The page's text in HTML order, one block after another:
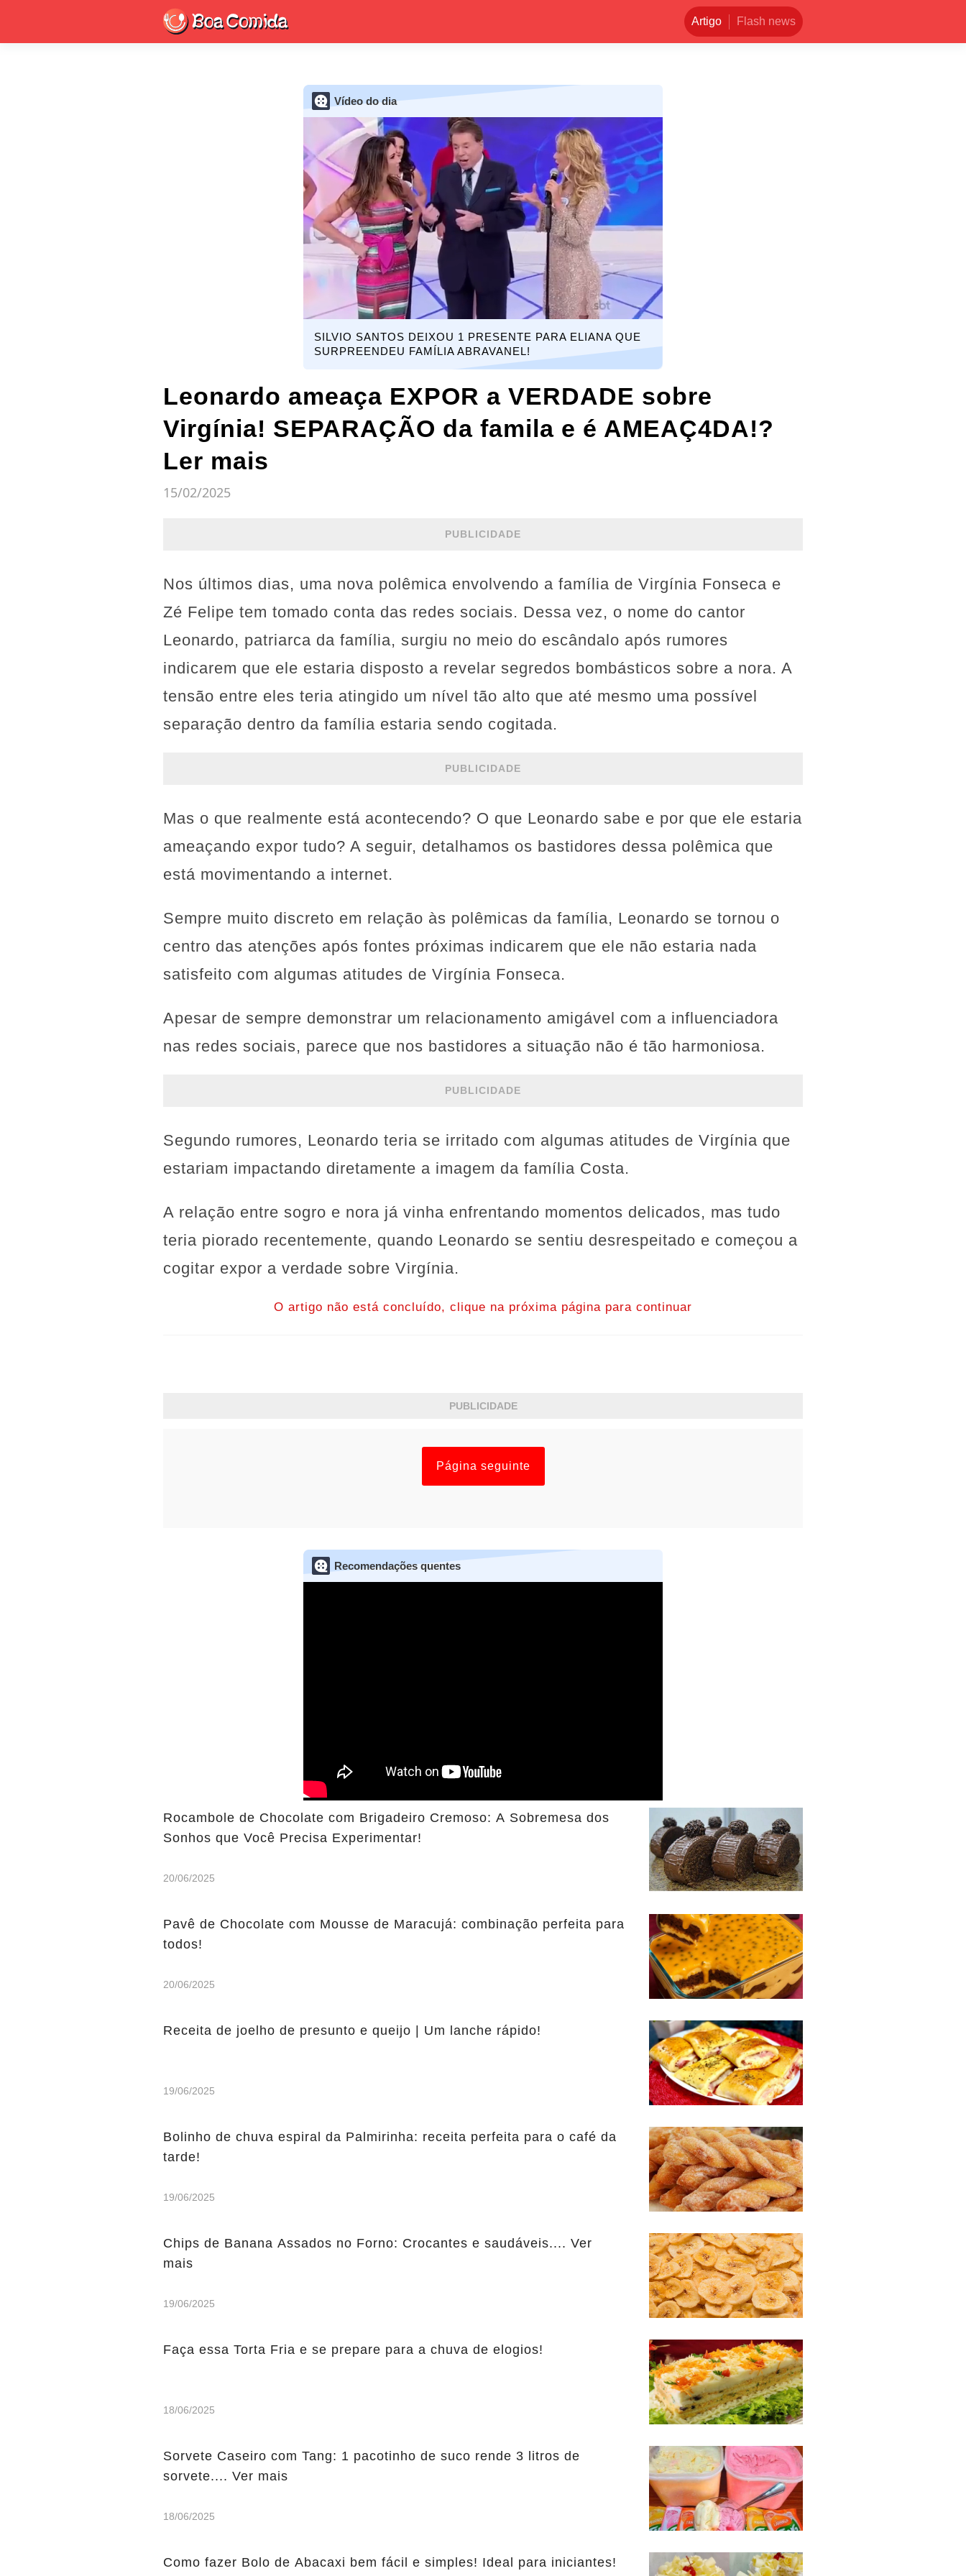
Artigo Flash news
Vídeo do dia
SILVIO SANTOS DEIXOU 1 PRESENTE PARA ELIANA QUE
SURPREENDEU FAMÍLIA ABRAVANEL!
Leonardo ameaça EXPOR a VERDADE sobre
Virgínia! SEPARAÇÃO da famila e é AMEAÇ4DA!?
Ler mais
15/02/2025
PUBLICIDADE
Nos últimos dias, uma nova polêmica envolvendo a família de Virgínia Fonseca e
Zé Felipe tem tomado conta das redes sociais. Dessa vez, o nome do cantor
Leonardo, patriarca da família, surgiu no meio do escândalo após rumores
indicarem que ele estaria disposto a revelar segredos bombásticos sobre a nora. A
tensão entre eles teria atingido um nível tão alto que até mesmo uma possível
separação dentro da família estaria sendo cogitada.
PUBLICIDADE
Mas o que realmente está acontecendo? O que Leonardo sabe e por que ele estaria
ameaçando expor tudo? A seguir, detalhamos os bastidores dessa polêmica que
está movimentando a internet.
Sempre muito discreto em relação às polêmicas da família, Leonardo se tornou o
centro das atenções após fontes próximas indicarem que ele não estaria nada
satisfeito com algumas atitudes de Virgínia Fonseca.
Apesar de sempre demonstrar um relacionamento amigável com a influenciadora
nas redes sociais, parece que nos bastidores a situação não é tão harmoniosa.
PUBLICIDADE
Segundo rumores, Leonardo teria se irritado com algumas atitudes de Virgínia que
estariam impactando diretamente a imagem da família Costa.
A relação entre sogro e nora já vinha enfrentando momentos delicados, mas tudo
teria piorado recentemente, quando Leonardo se sentiu desrespeitado e começou a
cogitar expor a verdade sobre Virgínia.
O artigo não está concluído, clique na próxima página para continuar
PUBLICIDADE
Página seguinte
Recomendações quentes
Rocambole de Chocolate com Brigadeiro Cremoso: A Sobremesa dos
Sonhos que Você Precisa Experimentar!
20/06/2025
Pavê de Chocolate com Mousse de Maracujá: combinação perfeita para
todos!
20/06/2025
Receita de joelho de presunto e queijo | Um lanche rápido!
19/06/2025
Bolinho de chuva espiral da Palmirinha: receita perfeita para o café da
tarde!
19/06/2025
Chips de Banana Assados no Forno: Crocantes e saudáveis.... Ver
mais
19/06/2025
Faça essa Torta Fria e se prepare para a chuva de elogios!
18/06/2025
Sorvete Caseiro com Tang: 1 pacotinho de suco rende 3 litros de
sorvete.... Ver mais
18/06/2025
Como fazer Bolo de Abacaxi bem fácil e simples! Ideal para iniciantes!